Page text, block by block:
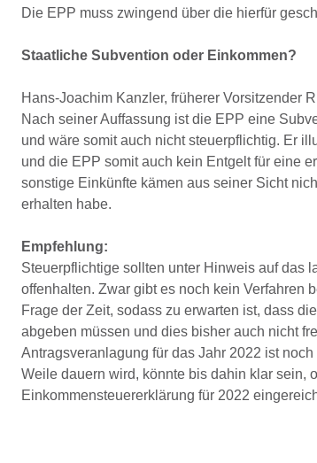
Die EPP muss zwingend über die hierfür
Staatliche Subvention oder Einkommen?
Hans-Joachim Kanzler, früherer Vorsitzender
Nach seiner Auffassung ist die EPP eine
und wäre somit auch nicht steuerpflichtig. Er
und die EPP somit auch kein Entgelt für eine
sonstige Einkünfte kämen aus seiner Sicht
erhalten habe.
Empfehlung:
Steuerpflichtige sollten unter Hinweis auf das
offenhalten. Zwar gibt es noch kein Verfahren
Frage der Zeit, sodass zu erwarten ist, dass
abgeben müssen und dies bisher auch nicht
Antragsveranlagung für das Jahr 2022 ist
Weile dauern wird, könnte bis dahin klar sein,
Einkommensteuererklärung für 2022